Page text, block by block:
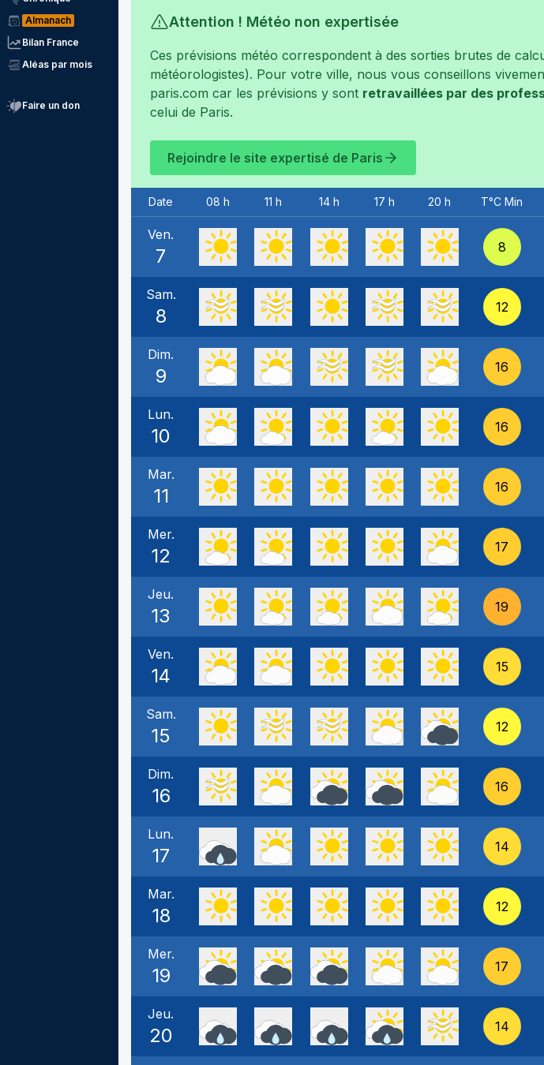
Almanach
Bilan France
Aléas par mois
Faire un don
Attention ! Météo non expertisée
Ces prévisions météo correspondent à des sorties brutes de
météorologistes). Pour votre ville, nous vous conseillons
paris.com car les prévisions y sont retravaillées par des
celui de Paris.
Rejoindre le site expertisé de Paris
Date 08 h 11 h 14 h 17 h 20 h T°C Min
Ven.
7 8
Sam.
8 12
Dim.
9 16
Lun.
10 16
Mar.
11 16
Mer.
12 17
Jeu.
13 19
Ven.
14 15
Sam.
15 12
Dim.
16 16
Lun.
17 14
Mar.
18 12
Mer.
19 17
Jeu.
20 14